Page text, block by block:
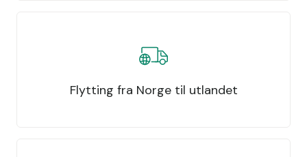
Flytting fra Norge til utlandet